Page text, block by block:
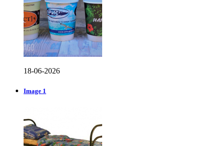
18-06-2026
Image 1